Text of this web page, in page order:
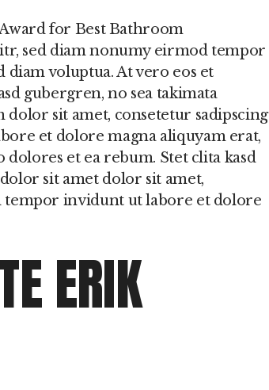
for Best Bathroom
sed diam nonumy eirmod tempor
voluptua. At vero eos et
gubergren, no sea takimata
sit amet, consetetur sadipscing
et dolore magna aliquyam erat,
dolores et ea rebum. Stet clita kasd
sit amet dolor sit amet,
tempor invidunt ut labore et dolore
ERIK